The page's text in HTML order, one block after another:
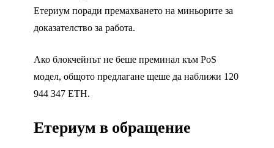
Етериум поради премахването на миньорите за
доказателство за работа.
Ако блокчейнът не беше преминал към PoS
модел, общото предлагане щеше да наближи 120
944 347 ETH.
Етериум в обращение